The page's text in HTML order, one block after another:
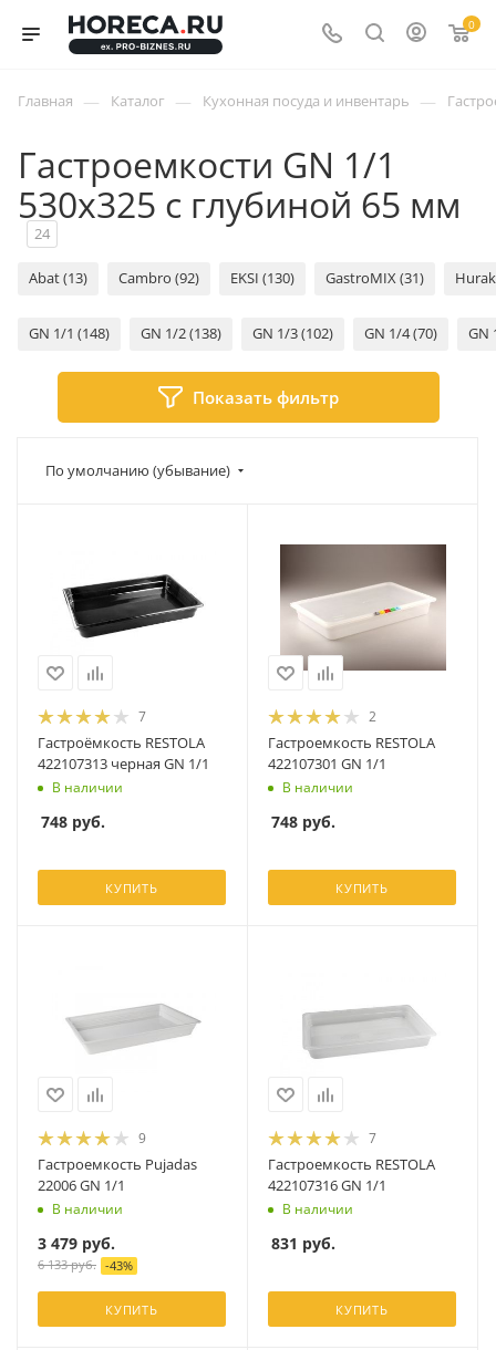
0
Главная — Каталог — Кухонная посуда и инвентарь —
Гастроемкости GN 1/1
530х325 с глубиной 65 мм
24
Abat (13) Cambro (92) EKSI (130) GastroMIX (31)
GN 1/1 (148) GN 1/2 (138) GN 1/3 (102) GN 1/4 (70) GN
Показать фильтр
По умолчанию (убывание)
7
Гастроёмкость RESTOLA
422107313 черная GN 1/1
В наличии
748 руб.
КУПИТЬ
2
Гастроемкость RESTOLA
422107301 GN 1/1
В наличии
748 руб.
КУПИТЬ
9
Гастроемкость Pujadas
22006 GN 1/1
В наличии
3 479 руб.
6 133руб. -43%
КУПИТЬ
7
Гастроемкость RESTOLA
422107316 GN 1/1
В наличии
831 руб.
КУПИТЬ